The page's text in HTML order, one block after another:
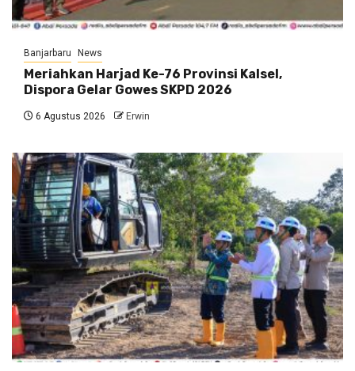
Banjarbaru News
Meriahkan Harjad Ke-76 Provinsi Kalsel,
Dispora Gelar Gowes SKPD 2026
6 Agustus 2026 Erwin